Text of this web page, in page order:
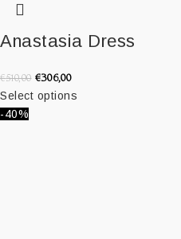
Anastasia Dress
€510,00 €306,00
Select options
-40%